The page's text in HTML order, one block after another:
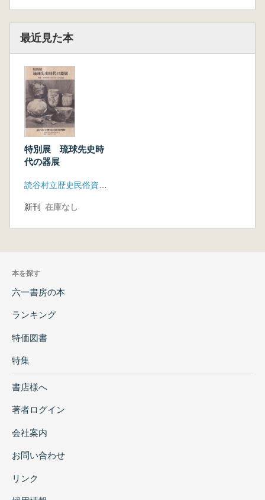
最近見た本
特別展 琉球先史時
代の器展
新刊 在庫なし
本を探す
六一書房の本
ランキング
特価図書
特集
書店様へ
著者ログイン
会社案内
お問い合わせ
リンク